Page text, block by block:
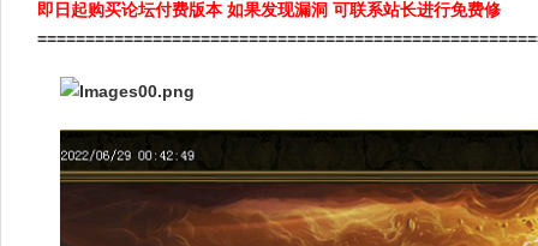
即日起购买论坛付费版本 如果发现漏洞 可联系站长进行免费修